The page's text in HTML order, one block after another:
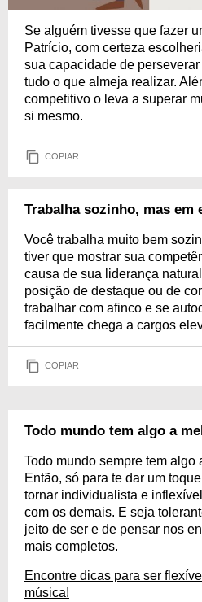
Se alguém tivesse que fazer
Patrício, com certeza
sua capacidade de
tudo o que almeja realizar.
competitivo o leva a superar
si mesmo.
COPIAR
Trabalha sozinho, mas em
Você trabalha muito bem
tiver que mostrar sua
causa de sua liderança
posição de destaque ou de
trabalhar com afinco e se
facilmente chega a cargos
COPIAR
Todo mundo tem algo a
Todo mundo sempre tem algo
Então, só para te dar um
tornar individualista e
com os demais. E seja
jeito de ser e de pensar nos
mais completos.
Encontre dicas para ser
música!